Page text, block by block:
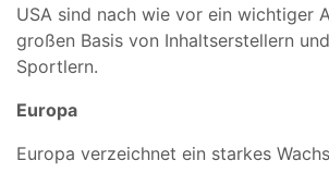
USA sind nach wie vor ein wichtiger
großen Basis von Inhaltserstellern
Sportlern.
Europa
Europa verzeichnet ein starkes